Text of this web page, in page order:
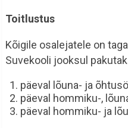
Toitlustus
Kõigile osalejatele on
Suvekooli jooksul
päeval lõuna- ja
päeval hommiku-,
päeval hommiku- ja